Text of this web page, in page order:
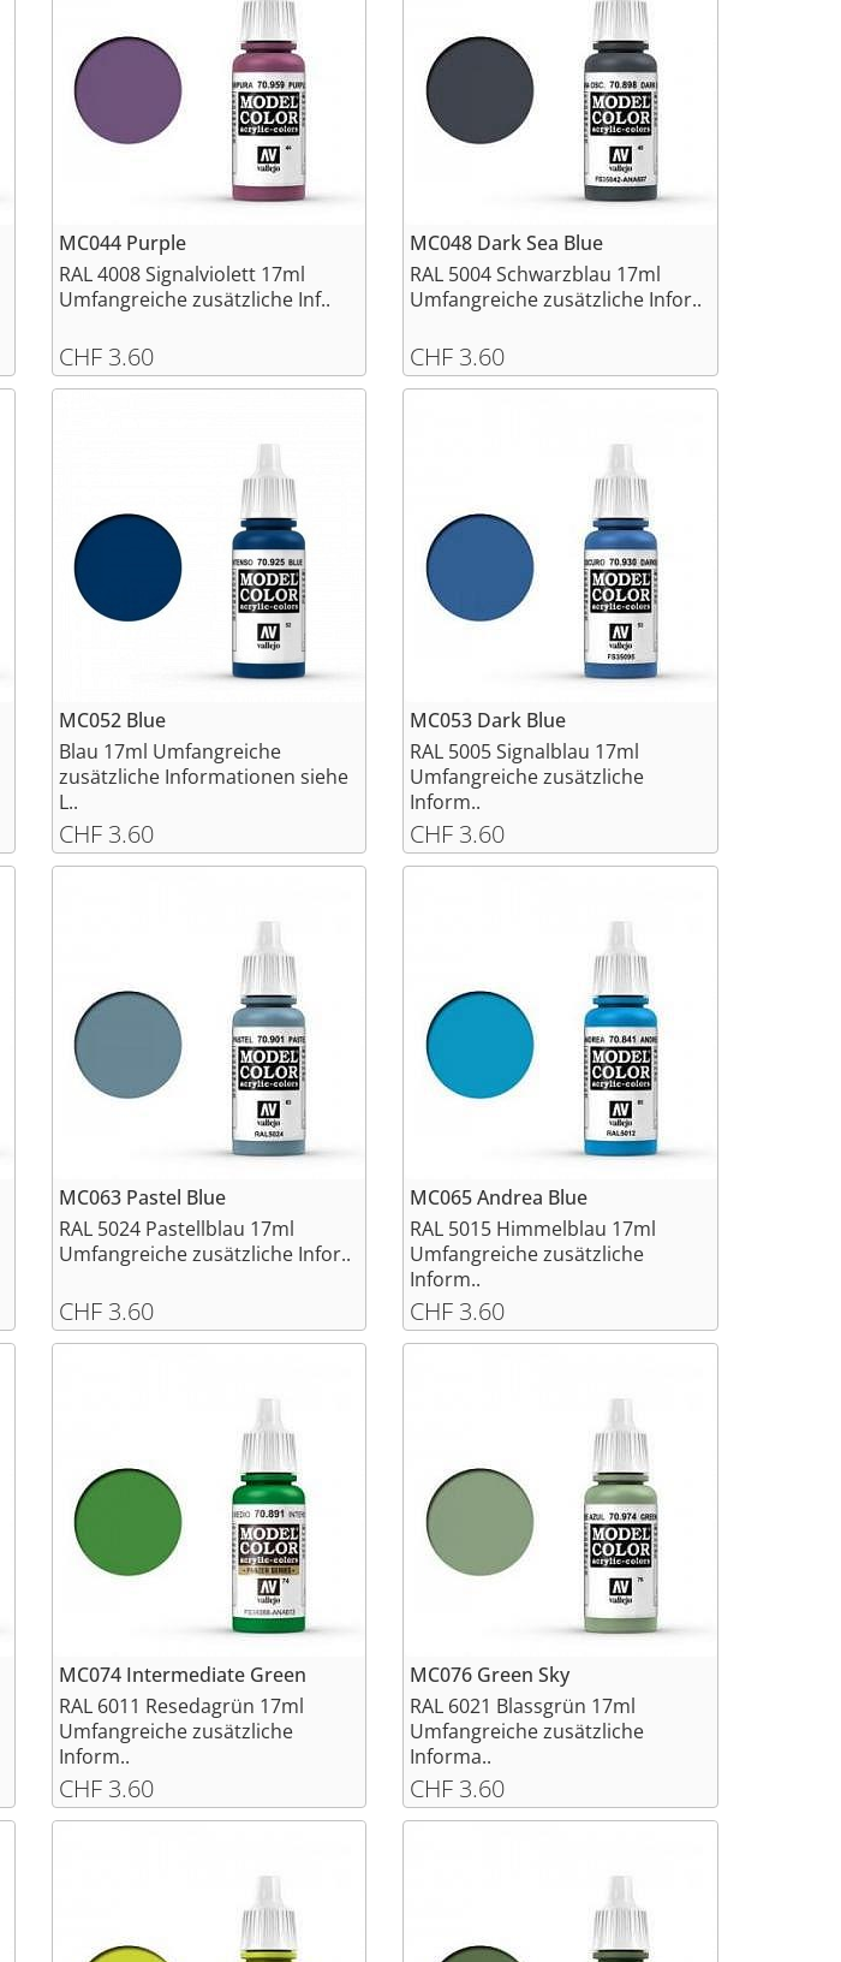
MC044 Purple
RAL 4008 Signalviolett 17ml
Umfangreiche zusätzliche Inf..
CHF 3.60
MC048 Dark Sea Blue
RAL 5004 Schwarzblau 17ml
Umfangreiche zusätzliche Infor..
CHF 3.60
MC052 Blue
Blau 17ml Umfangreiche
zusätzliche Informationen siehe
L..
CHF 3.60
MC053 Dark Blue
RAL 5005 Signalblau 17ml
Umfangreiche zusätzliche
Inform..
CHF 3.60
MC063 Pastel Blue
RAL 5024 Pastellblau 17ml
Umfangreiche zusätzliche Infor..
CHF 3.60
MC065 Andrea Blue
RAL 5015 Himmelblau 17ml
Umfangreiche zusätzliche
Inform..
CHF 3.60
MC074 Intermediate Green
RAL 6011 Resedagrün 17ml
Umfangreiche zusätzliche
Inform..
CHF 3.60
MC076 Green Sky
RAL 6021 Blassgrün 17ml
Umfangreiche zusätzliche
Informa..
CHF 3.60